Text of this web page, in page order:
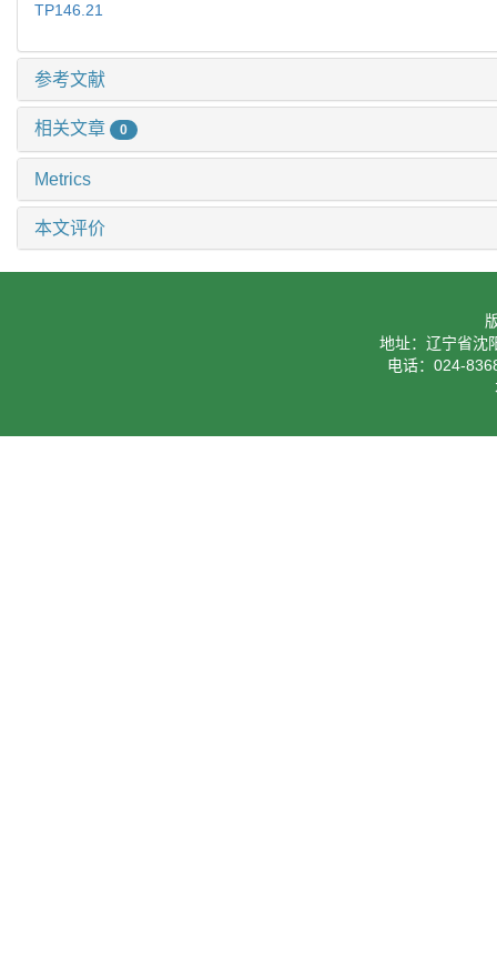
TP146.21
参考文献
相关文章 0
Metrics
本文评价
地址：辽宁省沈
电话：024-